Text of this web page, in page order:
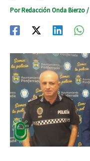
PorRedacción Onda Bierzo/